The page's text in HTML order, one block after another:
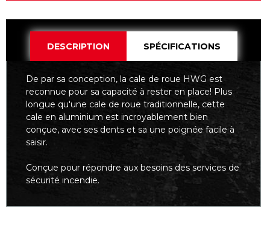
DESCRIPTION SPÉCIFICATIONS
De par sa conception, la cale de roue HWG est
reconnue pour sa capacité à rester en place! Plus
longue qu'une cale de roue traditionnelle, cette
cale en aluminium est incroyablement bien
conçue, avec ses dents et sa une poignée facile à
saisir.
Conçue pour répondre aux besoins des services de
sécurité incendie.